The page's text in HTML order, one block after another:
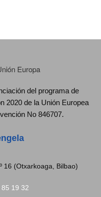
del programa de
2020 de la Unión Europea
No 846707.
16 (Otxarkoaga, Bilbao)
85 19 32